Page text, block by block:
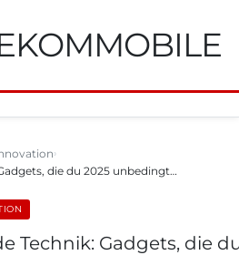
die du 2025 unbedingt…
Technik: Gadgets, die